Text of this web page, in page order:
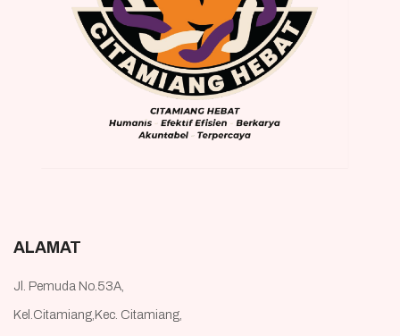
ALAMAT
Jl. Pemuda No.53A,
Kel.Citamiang,Kec. Citamiang,